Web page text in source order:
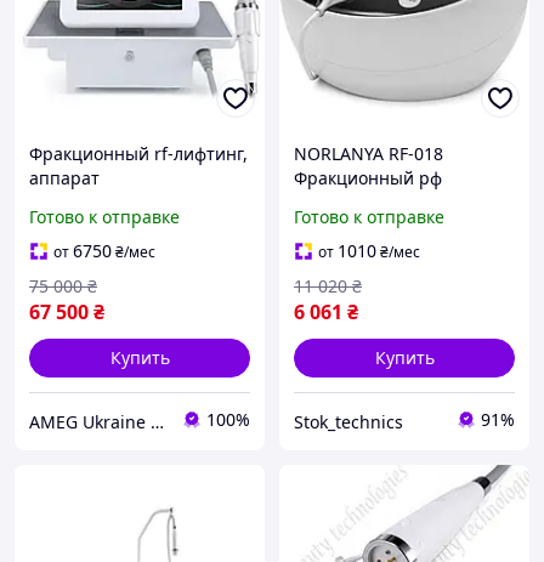
Фракционный rf-лифтинг,
аппарат
радиоволнового
лифтинга Bio Plus AMEG,
долевой рф
Готово к отправке
от6750₴/мес
67 500₴
75 000 ₴
Купить
AMEG Ukraine АМЕГ УКРАИНА 100%
NORLANYA RF-018
Фракционный рф
аппарат для
фракционного
(частичного) rf-лифтинг
NEORF AMEG
Готово к отправке
от 1010₴/мес
6 061 ₴
11 020 ₴
Купить
Stok_technics 91%